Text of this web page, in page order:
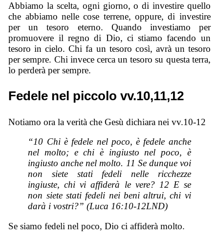
Abbiamo la scelta, ogni giorno, o di investire quello
che abbiamo nelle cose terrene, oppure, di investire
per un tesoro eterno. Quando investiamo per
promuovere il regno di Dio, ci stiamo facendo un
tesoro in cielo. Chi fa un tesoro così, avrà un tesoro
per sempre. Chi invece cerca un tesoro su questa terra,
lo perderà per sempre.
Fedele nel piccolo vv.10,11,12
Notiamo ora la verità che Gesù dichiara nei vv.10-12
“10 Chi è fedele nel poco, è fedele anche
nel molto; e chi è ingiusto nel poco, è
ingiusto anche nel molto. 11 Se dunque voi
non siete stati fedeli nelle ricchezze
ingiuste, chi vi affiderà le vere? 12 E se
non siete stati fedeli nei beni altrui, chi vi
darà i vostri?” (Luca 16:10-12LND)
Se siamo fedeli nel poco, Dio ci affiderà molto.